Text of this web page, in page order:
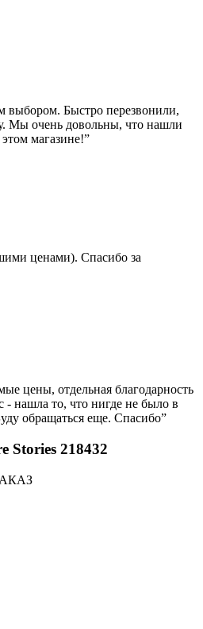
выбором. Быстро перезвонили,
Мы очень довольны, что нашли
магазине!”
ценами). Спасибо за
цены, отдельная благодарность
- нашла то, что нигде не было в
обращаться еще. Спасибо”
Stories 218432